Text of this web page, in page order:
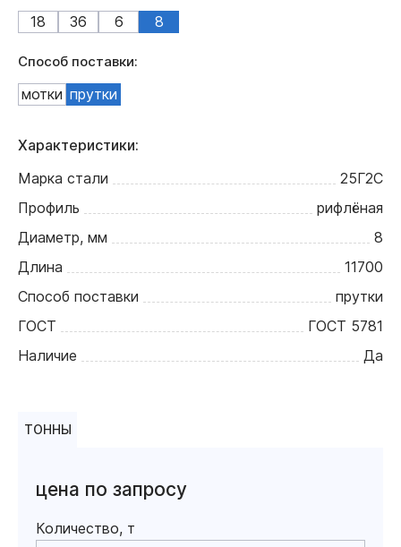
18 36 6 8
Способ поставки:
мотки прутки
Характеристики:
Марка стали
25Г2С
Профиль
рифлёная
Диаметр, мм
8
Длина
11700
Способ поставки
прутки
ГОСТ
ГОСТ 5781
Наличие
Да
ТОННЫ
цена по запросу
Количество, т